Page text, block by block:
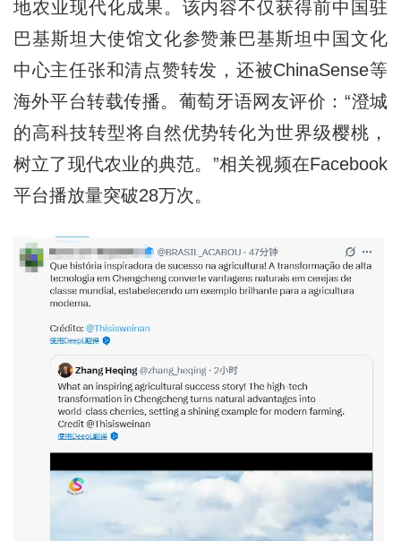
地农业现代化成果。该内容不仅获得前中国驻
巴基斯坦大使馆文化参赞兼巴基斯坦中国文化
中心主任张和清点赞转发，还被ChinaSense等
海外平台转载传播。葡萄牙语网友评价：“澄城
的高科技转型将自然优势转化为世界级樱桃，
树立了现代农业的典范。”相关视频在Facebook
平台播放量突破28万次。